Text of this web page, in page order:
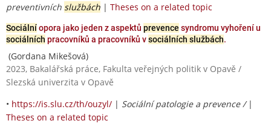
preventivních službách | Theses on a related topic
Sociálníopora jako jeden z aspektů prevence syndromu vyhoření u
sociálních pracovníků a pracovníků vsociálních službách.
(Gordana Mikešová)
2023, Bakalářská práce, Fakulta veřejných politik v Opavě /
Slezská univerzita v Opavě
• https://is.slu.cz/th/ouzyl/ | Sociální patologie a prevence / |
Theses on a related topic